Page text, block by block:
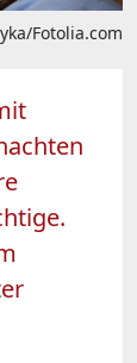
Fotolia.com